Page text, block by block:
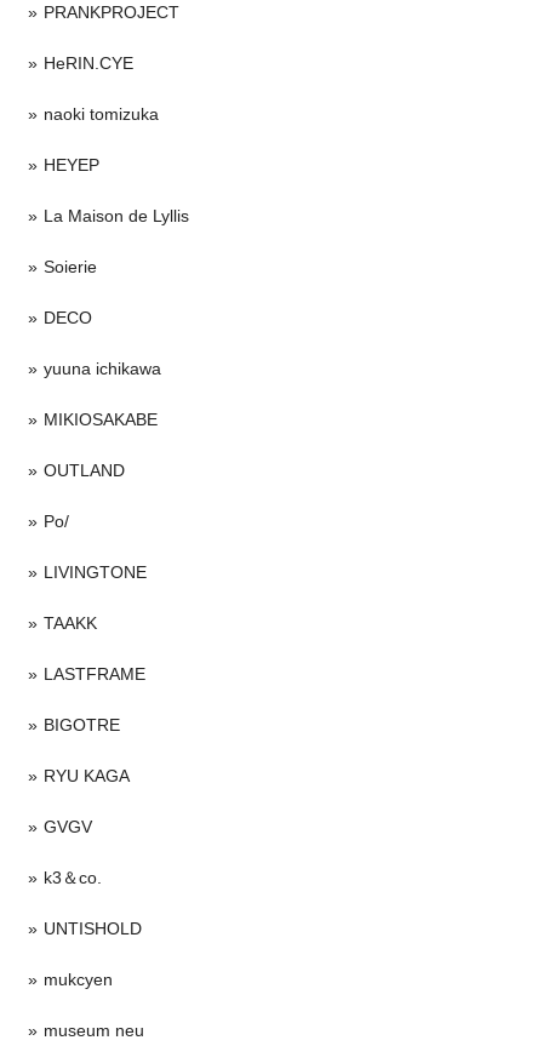
PRANKPROJECT
HeRIN.CYE
naoki tomizuka
HEYEP
La Maison de Lyllis
Soierie
DECO
yuuna ichikawa
MIKIOSAKABE
OUTLAND
Po/
LIVINGTONE
TAAKK
LASTFRAME
BIGOTRE
RYU KAGA
GVGV
k3＆co.
UNTISHOLD
mukcyen
museum neu